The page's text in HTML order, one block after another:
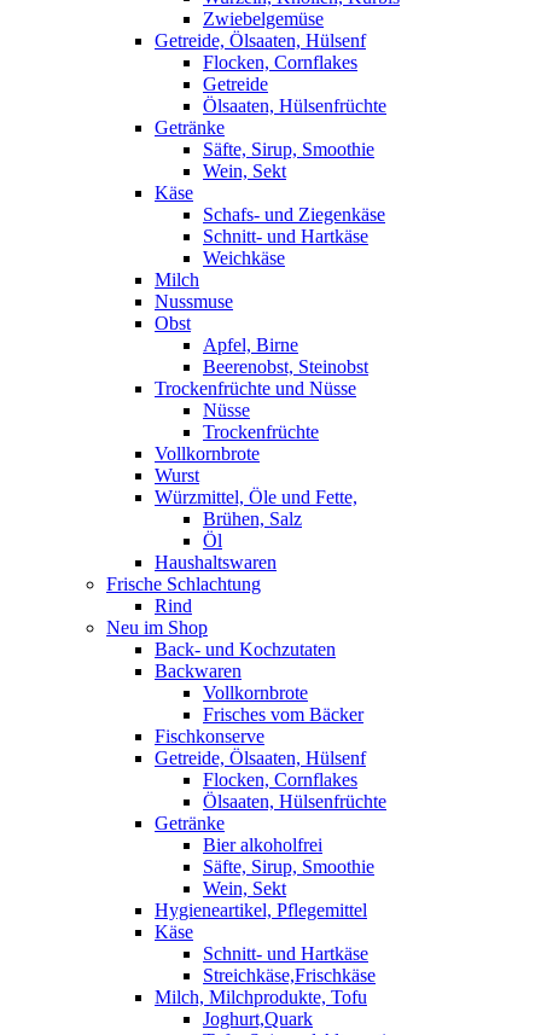
Zwiebelgemüse
Getreide, Ölsaaten, Hülsenf
Flocken, Cornflakes
Getreide
Ölsaaten, Hülsenfrüchte
Getränke
Säfte, Sirup, Smoothie
Wein, Sekt
Käse
Schafs- und Ziegenkäse
Schnitt- und Hartkäse
Weichkäse
Milch
Nussmuse
Obst
Apfel, Birne
Beerenobst, Steinobst
Trockenfrüchte und Nüsse
Nüsse
Trockenfrüchte
Vollkornbrote
Wurst
Würzmittel, Öle und Fette,
Brühen, Salz
Öl
Haushaltswaren
Frische Schlachtung
Rind
Neu im Shop
Back- und Kochzutaten
Backwaren
Vollkornbrote
Frisches vom Bäcker
Fischkonserve
Getreide, Ölsaaten, Hülsenf
Flocken, Cornflakes
Ölsaaten, Hülsenfrüchte
Getränke
Bier alkoholfrei
Säfte, Sirup, Smoothie
Wein, Sekt
Hygieneartikel, Pflegemittel
Käse
Schnitt- und Hartkäse
Streichkäse,Frischkäse
Milch, Milchprodukte, Tofu
Joghurt,Quark